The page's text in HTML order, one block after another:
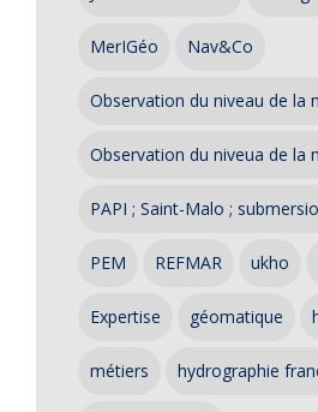
MerIGéo Nav&Co
Observation du niveau de la
Observation du niveua de la
PAPI ; Saint-Malo ;
PEM REFMAR ukho
Expertise géomatique
métiers hydrographie